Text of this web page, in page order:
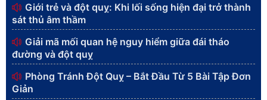
Giới trẻ và đột quỵ: Khi lối sống hiện đại trở thành
sát thủ âm thầm
Giải mã mối quan hệ nguy hiểm giữa đái tháo
đường và đột quỵ
Phòng Tránh Đột Quỵ – Bắt Đầu Từ 5 Bài Tập Đơn
Giản